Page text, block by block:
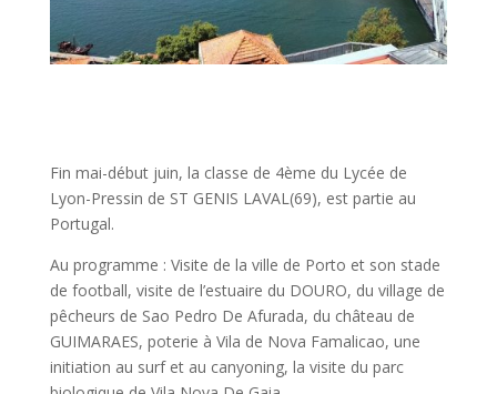
Fin mai-début juin, la classe de 4ème du Lycée de
Lyon-Pressin de ST GENIS LAVAL(69), est partie au
Portugal.
Au programme : Visite de la ville de Porto et son stade
de football, visite de l’estuaire du DOURO, du village de
pêcheurs de Sao Pedro De Afurada, du château de
GUIMARAES, poterie à Vila de Nova Famalicao, une
initiation au surf et au canyoning, la visite du parc